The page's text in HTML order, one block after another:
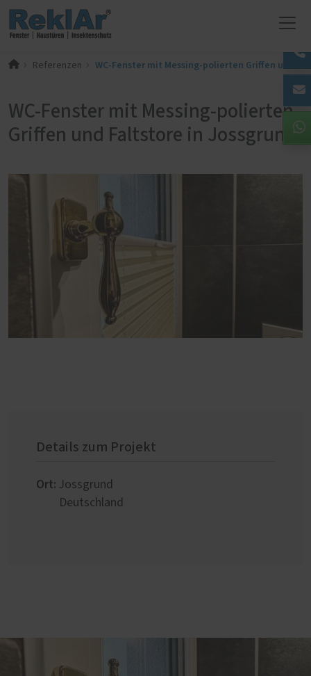
Referenzen WC-Fenster mit Messing-polierten Griffen und
WC-Fenster mit Messing-polierten
Griffen und Faltstore in Jossgrund
Details zum Projekt
Ort: Jossgrund
Deutschland